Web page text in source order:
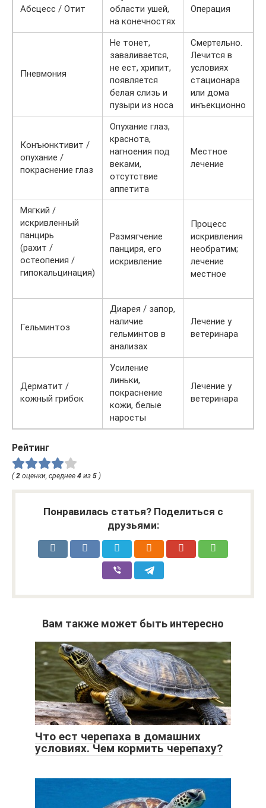
Абсцесс / Отит
области ушей,
на конечностях
Операция
Пневмония
Не тонет,
заваливается,
не ест, хрипит,
появляется
белая слизь и
пузыри из носа
Смертельно.
Лечится в
условиях
стационара
или дома
инъекционно
Конъюнктивит /
опухание /
покраснение глаз
Опухание глаз,
краснота,
нагноения под
веками,
отсутствие
аппетита
Местное
лечение
Мягкий /
искривленный
панцирь
(рахит /
остеопения /
гипокальцинация)
Размягчение
панциря, его
искривление
Процесс
искривления
необратим;
лечение
местное
Гельминтоз
Диарея / запор,
наличие
гельминтов в
анализах
Лечение у
ветеринара
Дерматит /
кожный грибок
Усиление
линьки,
покраснение
кожи, белые
наросты
Лечение у
ветеринара
Рейтинг
(2 оценки, среднее 4 из 5 )
Понравилась статья? Поделиться с
друзьями:
Вам также может быть интересно
Что ест черепаха в домашних
условиях. Чем кормить черепаху?